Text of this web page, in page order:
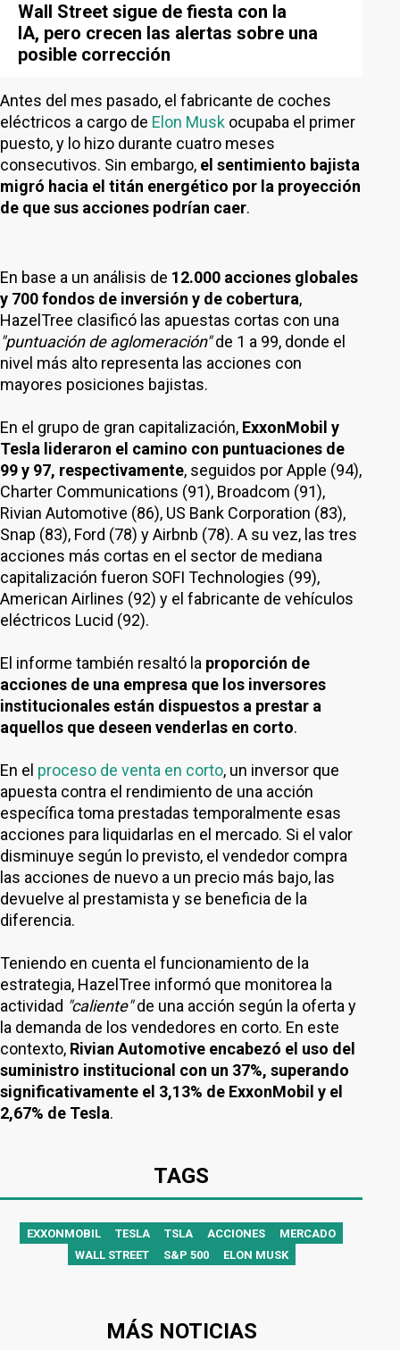
Wall Street sigue de fiesta con la
IA, pero crecen las alertas sobre una
posible corrección
Antes del mes pasado, el fabricante de coches
eléctricos a cargo de Elon Musk ocupaba el primer
puesto, y lo hizo durante cuatro meses
consecutivos. Sin embargo, el sentimiento bajista
migró hacia el titán energético por la proyección
de que sus acciones podrían caer.
En base a un análisis de 12.000 acciones globales
y 700 fondos de inversión y de cobertura,
HazelTree clasificó las apuestas cortas con una
"puntuación de aglomeración"de 1 a 99, donde el
nivel más alto representa las acciones con
mayores posiciones bajistas.
En el grupo de gran capitalización, ExxonMobil y
Tesla lideraron el camino con puntuaciones de
99 y 97, respectivamente, seguidos por Apple (94),
Charter Communications (91), Broadcom (91),
Rivian Automotive (86), US Bank Corporation (83),
Snap (83), Ford (78) y Airbnb (78). A su vez, las tres
acciones más cortas en el sector de mediana
capitalización fueron SOFI Technologies (99),
American Airlines (92) y el fabricante de vehículos
eléctricos Lucid (92).
El informe también resaltó la proporción de
acciones de una empresa que los inversores
institucionales están dispuestos a prestar a
aquellos que deseen venderlas en corto.
En el proceso de venta en corto, un inversor que
apuesta contra el rendimiento de una acción
específica toma prestadas temporalmente esas
acciones para liquidarlas en el mercado. Si el valor
disminuye según lo previsto, el vendedor compra
las acciones de nuevo a un precio más bajo, las
devuelve al prestamista y se beneficia de la
diferencia.
Teniendo en cuenta el funcionamiento de la
estrategia, HazelTree informó que monitorea la
actividad "caliente"de una acción según la oferta y
la demanda de los vendedores en corto. En este
contexto, Rivian Automotive encabezó el uso del
suministro institucional con un 37%, superando
significativamente el 3,13% de ExxonMobil y el
2,67% de Tesla.
TAGS
EXXONMOBIL TESLA TSLA ACCIONES
MERCADO
WALL STREET
S&P 500 ELON MUSK
MÁS NOTICIAS